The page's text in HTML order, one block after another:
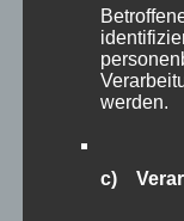
werden.
c)